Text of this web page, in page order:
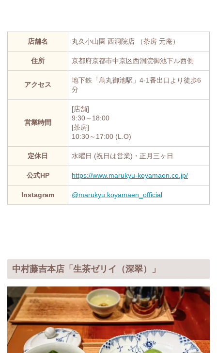
店舗名 丸久小山園 西洞院店 （茶房 元庵）
住所 京都府京都市中京区西洞院御池下ル西側
アクセス
地下鉄「烏丸御池駅」4-1番出口より徒歩6
分
営業時間
[店舗]
9:30～18:00
[茶房]
10:30～17:00 (L.O)
定休日 水曜日 (祝日は営業)・正月三ヶ日
公式HP https://www.marukyu-koyamaen.co.jp/
Instagram @marukyu.koyamaen_official
中村藤吉本店「生茶ゼリイ（深翠）」